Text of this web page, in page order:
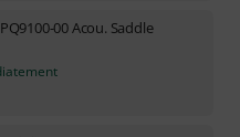
00 Acou. Saddle